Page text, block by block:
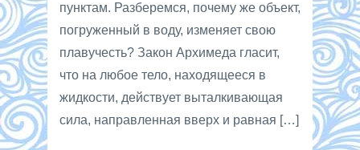
пунктам. Разберемся, почему же объект,
погруженный в воду, изменяет свою
плавучесть? Закон Архимеда гласит,
что на любое тело, находящееся в
жидкости, действует выталкивающая
сила, направленная вверх и равная […]